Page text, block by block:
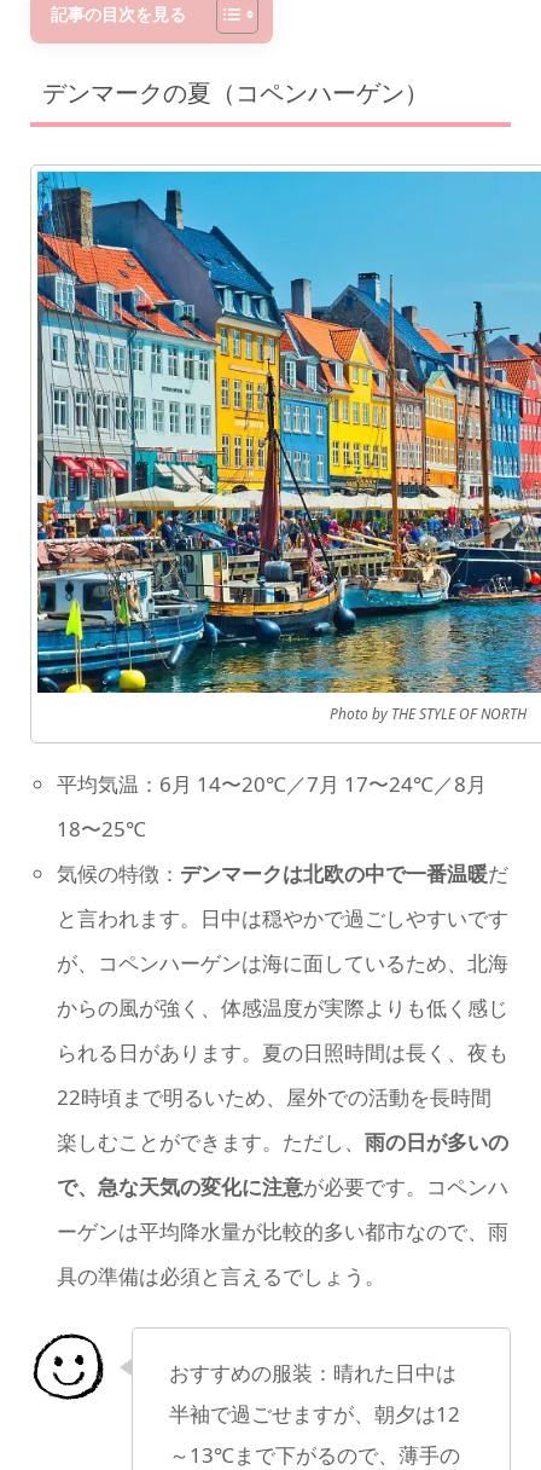
記事の目次を見る
デンマークの夏（コペンハーゲン）
Photo by THE STYLE OF NORTH
平均気温：6月 14〜20℃／7月 17〜24℃／8月
18〜25℃
気候の特徴： デンマークは北欧の中で一番温暖だ
と言われます。日中は穏やかで過ごしやすいです
が、コペンハーゲンは海に面しているため、北海
からの風が強く、体感温度が実際よりも低く感じ
られる日があります。夏の日照時間は長く、夜も
22時頃まで明るいため、屋外での活動を長時間
楽しむことができます。ただし、 雨の日が多いの
で、急な天気の変化に注意が必要です。コペンハ
ーゲンは平均降水量が比較的多い都市なので、雨
具の準備は必須と言えるでしょう。
おすすめの服装：晴れた日中は
半袖で過ごせますが、朝夕は12
～13℃まで下がるので、薄手の